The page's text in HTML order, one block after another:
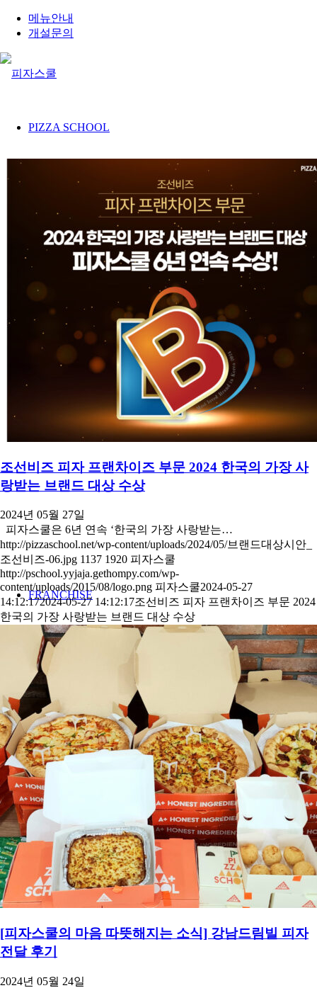
메뉴안내
개설문의
PIZZA SCHOOL
FRANCHISE
CS CENTER
Menu
조선비즈 피자 프랜차이즈 부문 2024 한국의 가장 사
랑받는 브랜드 대상 수상
2024년 05월 27일
피자스쿨은 6년 연속 ‘한국의 가장 사랑받는…
http://pizzaschool.net/wp-content/uploads/2024/05/브랜드대상시안_
조선비즈-06.jpg 1137 1920 피자스쿨
http://pschool.yyjaja.gethompy.com/wp-
content/uploads/2015/08/logo.png 피자스쿨2024-05-27
14:12:172024-05-27 14:12:17조선비즈 피자 프랜차이즈 부문 2024
한국의 가장 사랑받는 브랜드 대상 수상
[피자스쿨의 마음 따뜻해지는 소식] 강남드림빌 피자
전달 후기
2024년 05월 24일